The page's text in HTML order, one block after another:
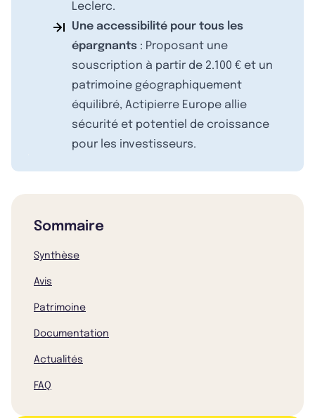
Leclerc.
Une accessibilité pour tous les
épargnants : Proposant une
souscription à partir de 2.100 € et un
patrimoine géographiquement
équilibré, Actipierre Europe allie
sécurité et potentiel de croissance
pour les investisseurs.
Sommaire
Synthèse
Avis
Patrimoine
Documentation
Actualités
FAQ